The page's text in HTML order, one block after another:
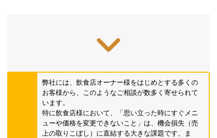
弊社には、飲食店オーナー様をはじめとする多くの
お客様から、このようなご相談が数多く寄せられて
います。
特に飲食店様において、「思い立った時にすぐメニ
ューや価格を変更できないこと」は、機会損失（売
上の取りこぼし）に直結する大きな課題です。ま